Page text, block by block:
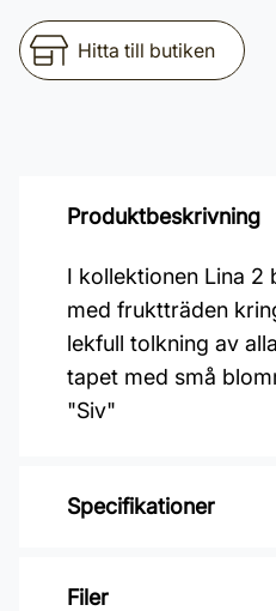
Hitta till butiken
Produktbeskrivning
I kollektionen Lina 2
med fruktträden
lekfull tolkning av
tapet med små
"Siv"
Specifikationer
Varumärke:
Filer